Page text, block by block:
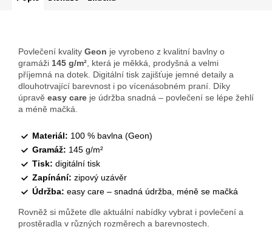
Povlečení kvality Geon je vyrobeno z kvalitní bavlny o
gramáži 145 g/m², která je měkká, prodyšná a velmi
příjemná na dotek. Digitální tisk zajišťuje jemné detaily a
dlouhotrvající barevnost i po vícenásobném praní. Díky
úpravě easy care je údržba snadná – povlečení se lépe žehlí
a méně mačká.
Materiál: 100 % bavlna (Geon)
Gramáž: 145 g/m²
Tisk: digitální tisk
Zapínání: zipový uzávěr
Údržba: easy care – snadná údržba, méně se mačká
Rovněž si můžete dle aktuální nabídky vybrat i povlečení a
prostěradla v různých rozměrech a barevnostech.